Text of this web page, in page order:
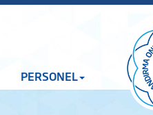
PERSONEL